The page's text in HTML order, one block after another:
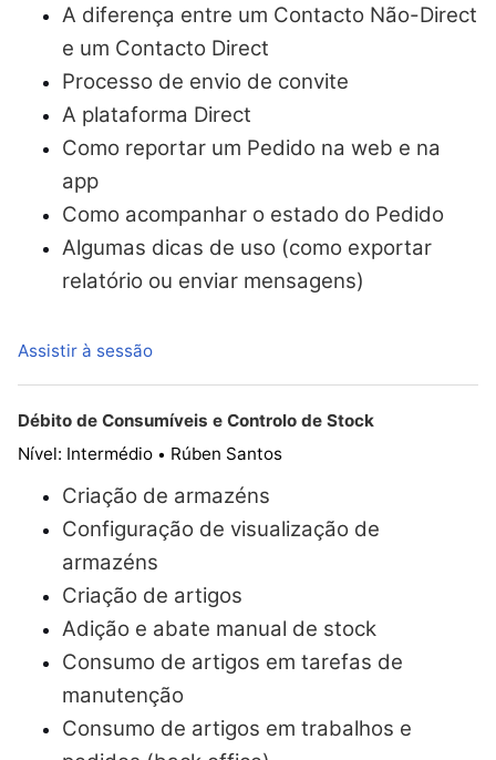
A diferença entre um Contacto Não-Direct
e um Contacto Direct
Processo de envio de convite
A plataforma Direct
Como reportar um Pedido na web e na
app
Como acompanhar o estado do Pedido
Algumas dicas de uso (como exportar
relatório ou enviar mensagens)
Assistir à sessão
Débito de Consumíveis e Controlo de Stock
Nível: Intermédio • Rúben Santos
Criação de armazéns
Configuração de visualização de
armazéns
Criação de artigos
Adição e abate manual de stock
Consumo de artigos em tarefas de
manutenção
Consumo de artigos em trabalhos e